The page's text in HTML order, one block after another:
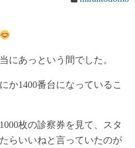
にあっという間でした。
か1400番台になっているこ
枚の診察券を見て、スタ
らいいねと言っていたのが